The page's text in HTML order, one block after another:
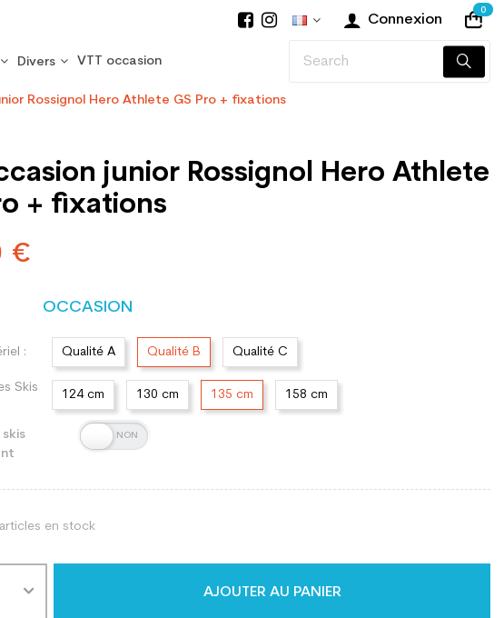
Connexion
0
Divers VTT occasion
Rossignol Hero Athlete GS Pro + fixations
junior Rossignol Hero Athlete
+ fixations
€
OCCASION
: Qualité A Qualité B Qualité C
Skis
124 cm 130 cm 135 cm 158 cm
skis
en stock
AJOUTER AU PANIER